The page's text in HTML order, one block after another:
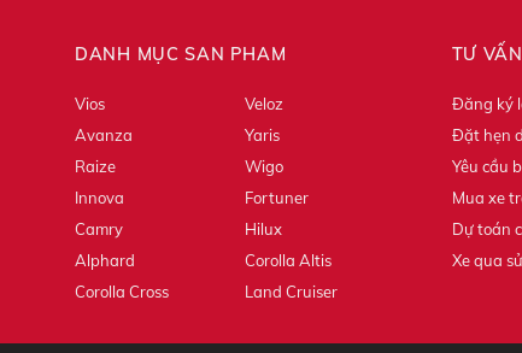
DANH MỤC SẢN PHẨM
Vios
Veloz
Avanza
Yaris
Raize
Wigo
Innova
Fortuner
Camry
Hilux
Alphard
Corolla Altis
Corolla Cross
Land Cruiser
TƯ
Đăng ký
Đặt hẹn
Yêu cầu
Mua xe
Dự toán
Xe qua